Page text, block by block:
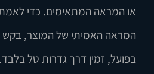
או המראה המתאימים. כדי
המראה האמיתי של המוצר,
בפועל, זמין דרך גדרות טל בלבד.